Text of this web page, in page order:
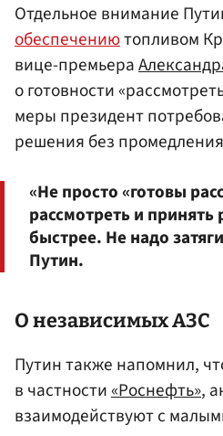
Отдельное внимание
обеспечениютопливом
вице-премьера
о готовности
меры президент
решения без
«Не просто «готовы
рассмотреть и
быстрее. Не надо
Путин.
О независимых АЗС
Путин также напомнил,
в частности«Роснефть»,
взаимодействуют с